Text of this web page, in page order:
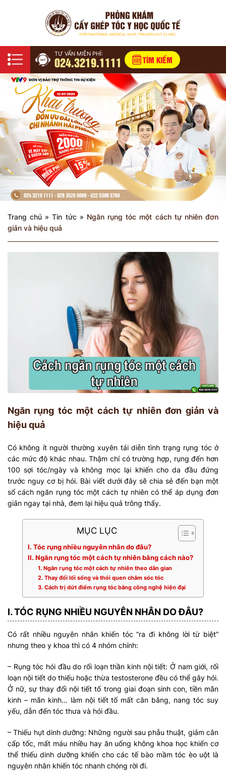
TƯ VẤN MIỄN PHÍ:
024.3219.1111 TÌM KIẾM
Trang chủ »Tin tức» Ngăn rụng tóc một cách tự nhiên đơn
giản và hiệu quả
Ngăn rụng tóc một cách tự nhiên đơn giản và
hiệu quả
Có không ít người thường xuyên tái diễn tình trạng rụng tóc ở
các mức độ khác nhau. Thậm chí có trường hợp, rụng đến hơn
100 sợi tóc/ngày và không mọc lại khiến cho da đầu đứng
trước nguy cơ bị hói. Bài viết dưới đây sẽ chia sẻ đến bạn một
số cách ngăn rụng tóc một cách tự nhiên có thể áp dụng đơn
giản ngay tại nhà, đem lại hiệu quả trông thấy.
MỤC LỤC
I. Tóc rụng nhiều nguyên nhân do đâu?
II. Ngăn rụng tóc một cách tự nhiên bằng cách nào?
1. Ngăn rụng tóc một cách tự nhiên theo dân gian
2. Thay đổi lối sống và thói quen chăm sóc tóc
3. Cách trị dứt điểm rụng tóc bằng công nghệ hiện đại
I. TÓC RỤNG NHIỀU NGUYÊN NHÂN DO ĐÂU?
Có rất nhiều nguyên nhân khiến tóc “ra đi không lời từ biệt”
nhưng theo y khoa thì có 4 nhóm chính:
– Rụng tóc hói đầu do rối loạn thần kinh nội tiết: Ở nam giới, rối
loạn nội tiết do thiếu hoặc thừa testosterone đều có thể gây hói.
Ở nữ, sự thay đổi nội tiết tố trong giai đoạn sinh con, tiền mãn
kinh – mãn kinh… làm nội tiết tố mất cân bằng, nang tóc suy
yếu, dẫn đến tóc thưa và hói đầu.
– Thiếu hụt dinh dưỡng: Những người sau phẫu thuật, giảm cân
cấp tốc, mất máu nhiều hay ăn uống không khoa học khiến cơ
thể thiếu dinh dưỡng khiến cho các tế bào mầm tóc èo uột là
nguyên nhân khiến tóc nhanh chóng rời đi.